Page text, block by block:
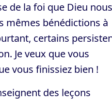
de la foi que Dieu
mêmes bénédictions à
certains
Je veux que vous
vous finissiez bien !
des leçons